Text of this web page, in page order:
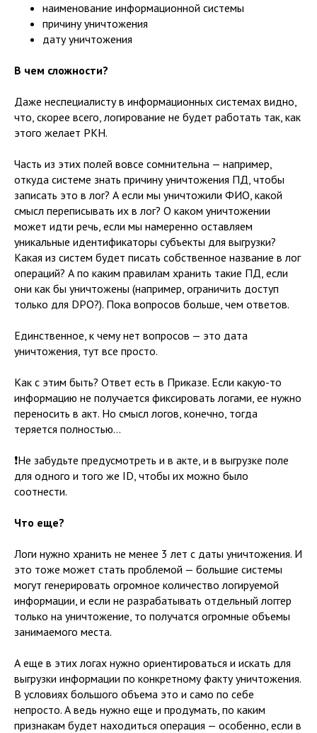
наименование информационной системы
причину уничтожения
дату уничтожения
В чем сложности?
Даже неспециалисту в информационных системах видно,
что, скорее всего, логирование не будет работать так, как
этого желает РКН.
Часть из этих полей вовсе сомнительна — например,
откуда системе знать причину уничтожения ПД, чтобы
записать это в лог? А если мы уничтожили ФИО, какой
смысл переписывать их в лог? О каком уничтожении
может идти речь, если мы намеренно оставляем
уникальные идентификаторы субъекты для выгрузки?
Какая из систем будет писать собственное название в лог
операций? А по каким правилам хранить такие ПД, если
они как бы уничтожены (например, ограничить доступ
только для DPO?). Пока вопросов больше, чем ответов.
Единственное, к чему нет вопросов — это дата
уничтожения, тут все просто.
Как с этим быть? Ответ есть в Приказе. Если какую-то
информацию не получается фиксировать логами, ее нужно
переносить в акт. Но смысл логов, конечно, тогда
теряется полностью…
❗️Не забудьте предусмотреть и в акте, и в выгрузке поле
для одного и того же ID, чтобы их можно было
соотнести.
Что еще?
Логи нужно хранить не менее 3 лет с даты уничтожения. И
это тоже может стать проблемой — большие системы
могут генерировать огромное количество логируемой
информации, и если не разрабатывать отдельный логгер
только на уничтожение, то получатся огромные объемы
занимаемого места.
А еще в этих логах нужно ориентироваться и искать для
выгрузки информации по конкретному факту уничтожения.
В условиях большого объема это и само по себе
непросто. А ведь нужно еще и продумать, по каким
признакам будет находиться операция — особенно, если в